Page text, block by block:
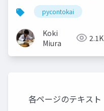
pycontokai
Koki
Miura
2.1K
各ページのテキスト